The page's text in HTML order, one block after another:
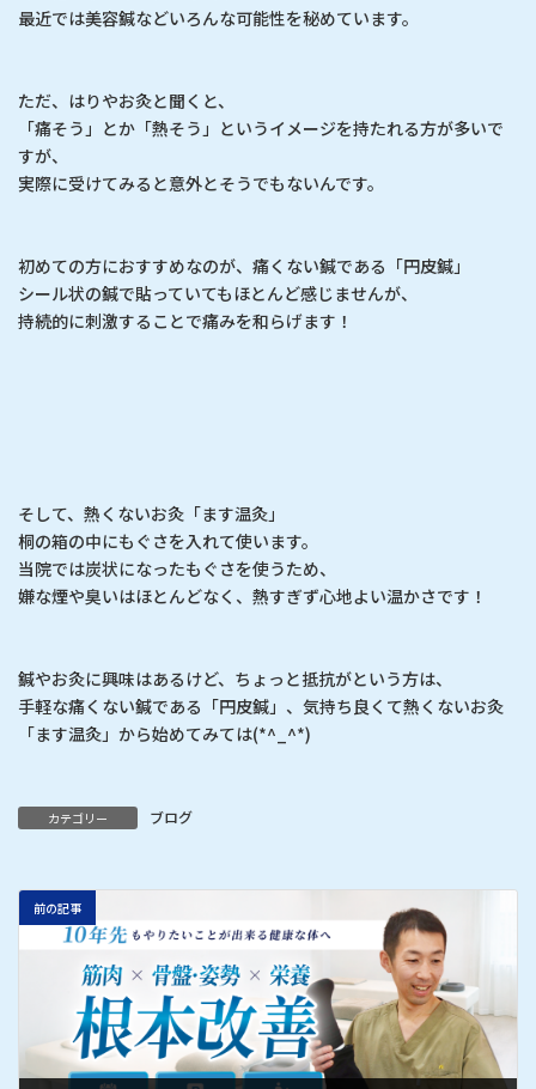
最近では美容鍼などいろんな可能性を秘めています。
ただ、はりやお灸と聞くと、
「痛そう」とか「熱そう」というイメージを持たれる方が多いで
すが、
実際に受けてみると意外とそうでもないんです。
初めての方におすすめなのが、痛くない鍼である「円皮鍼」
シール状の鍼で貼っていてもほとんど感じませんが、
持続的に刺激することで痛みを和らげます！
そして、熱くないお灸「ます温灸」
桐の箱の中にもぐさを入れて使います。
当院では炭状になったもぐさを使うため、
嫌な煙や臭いはほとんどなく、熱すぎず心地よい温かさです！
鍼やお灸に興味はあるけど、ちょっと抵抗がという方は、
手軽な痛くない鍼である「円皮鍼」、気持ち良くて熱くないお灸
「ます温灸」から始めてみては(*^_^*)
カテゴリー ブログ
前の記事